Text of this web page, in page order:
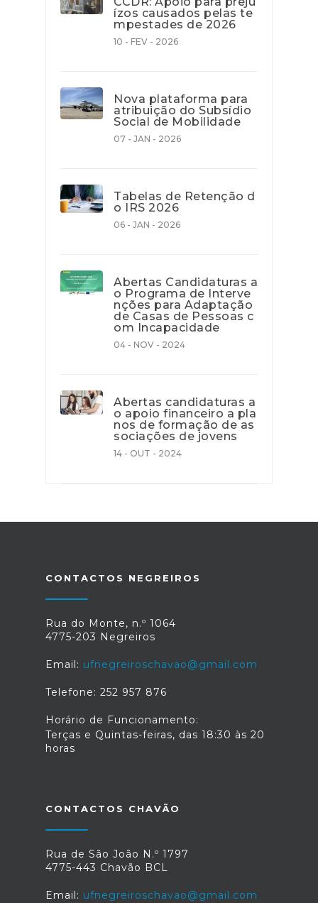
ízos causados pelas te
mpestades de 2026
10 - FEV - 2026
Nova plataforma para
atribuição do Subsídio
Social de Mobilidade
07 - JAN - 2026
Tabelas de Retenção d
o IRS 2026
06 - JAN - 2026
Abertas Candidaturas a
o Programa de Interve
nções para Adaptação
de Casas de Pessoas c
om Incapacidade
04 - NOV - 2024
Abertas candidaturas a
o apoio financeiro a pla
nos de formação de as
sociações de jovens
14 - OUT - 2024
CONTACTOS NEGREIROS
Rua do Monte, n.º 1064
4775-203 Negreiros
Email: ufnegreiroschavao@gmail.com
Telefone: 252 957 876
Horário de Funcionamento:
Terças e Quintas-feiras, das 18:30 às 20
horas
CONTACTOS CHAVÃO
Rua de São João N.º 1797
4775-443 Chavão BCL
Email: ufnegreiroschavao@gmail.com